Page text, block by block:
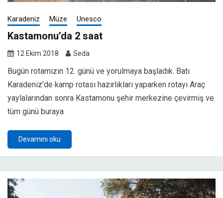
Karadeniz Müze Unesco
Kastamonu’da 2 saat
12 Ekim 2018 Seda
Bugün rotamızın 12. günü ve yorulmaya başladık. Batı
Karadeniz’de kamp rotası hazırlıkları yaparken rotayı Araç
yaylalarından sonra Kastamonu şehir merkezine çevirmiş ve
tüm günü buraya
Devamını oku